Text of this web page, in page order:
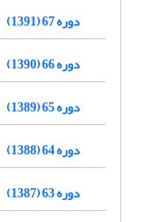
دوره 67 (1391)
دوره 66 (1390)
دوره 65 (1389)
دوره 64 (1388)
دوره 63 (1387)